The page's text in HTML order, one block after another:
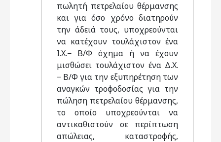
πωλητή πετρελαίου θέρμανσης
και για όσο χρόνο διατηρούν
την άδειά τους, υποχρεούνται
να κατέχουν τουλάχιστον ένα
Ι.Χ.− Β/Φ όχημα ή να έχουν
μισθώσει τουλάχιστον ένα Δ.Χ.
− Β/Φ για την εξυπηρέτηση των
αναγκών τροφοδοσίας για την
πώληση πετρελαίου θέρμανσης,
το οποίο υποχρεούνται να
αντικαθιστούν σε περίπτωση
απώλειας, καταστροφής,